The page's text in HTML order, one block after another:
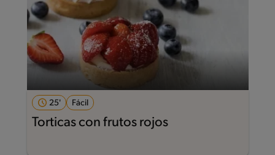
25' Fácil
Torticas con frutos rojos